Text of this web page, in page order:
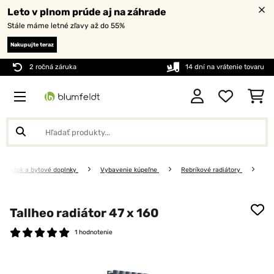
Leto v plnom prúde aj na záhrade
Stále máme letné zľavy až do 55%
Nakupujte teraz
2 ročná záruka 14 dní na vrátenie tovaru
a bytové doplnky Vybavenie kúpeľne Rebríkové radiátory
Tallheo radiátor 47 x 160
1 hodnotenie